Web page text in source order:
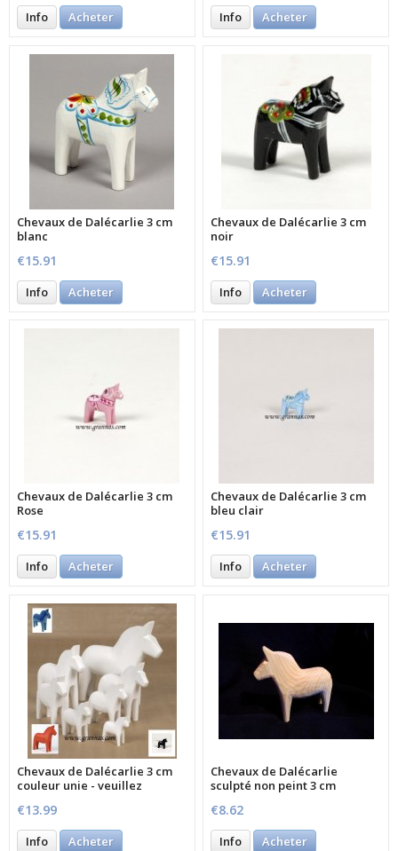
Info Acheter Info Acheter
Chevaux de Dalécarlie 3 cm
blanc
€15.91
Info Acheter
Chevaux de Dalécarlie 3 cm
noir
€15.91
Info Acheter
Chevaux de Dalécarlie 3 cm
Rose
€15.91
Info Acheter
Chevaux de Dalécarlie 3 cm
bleu clair
€15.91
Info Acheter
Chevaux de Dalécarlie 3 cm
couleur unie - veuillez
€13.99
Info Acheter
Chevaux de Dalécarlie
sculpté non peint 3 cm
€8.62
Info Acheter